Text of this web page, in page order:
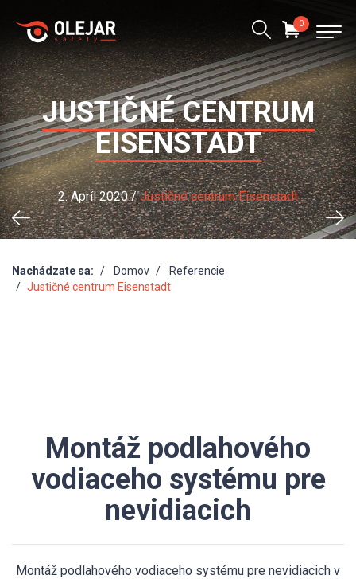
JUSTIČNÉ CENTRUM
EISENSTADT
2. Apríl 2020 /Justičné centrum Eisenstadt
Nachádzate sa: Domov
Referencie
Justičné centrum Eisenstadt
Montáž podlahového
vodiaceho systému pre
nevidiacich
Montáž podlahového vodiaceho systému pre nevidiacich v
0